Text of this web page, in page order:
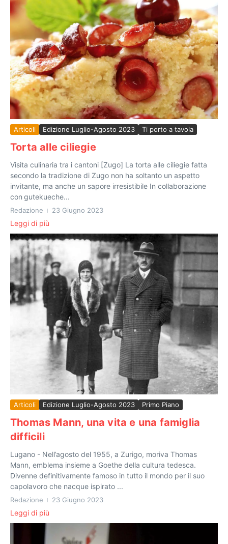
Articoli Edizione Luglio-Agosto 2023 Ti porto a tavola
Torta alle ciliegie
Visita culinaria tra i cantoni [Zugo] La torta alle ciliegie fatta
secondo la tradizione di Zugo non ha soltanto un aspetto
invitante, ma anche un sapore irresistibile In collaborazione
con gutekueche...
Redazione 23 Giugno 2023
Leggi di più
Articoli Edizione Luglio-Agosto 2023 Primo Piano
Thomas Mann, una vita e una famiglia
difficili
Lugano - Nell’agosto del 1955, a Zurigo, moriva Thomas
Mann, emblema insieme a Goethe della cultura tedesca.
Divenne definitivamente famoso in tutto il mondo per il suo
capolavoro che nacque ispirato ...
Redazione 23 Giugno 2023
Leggi di più